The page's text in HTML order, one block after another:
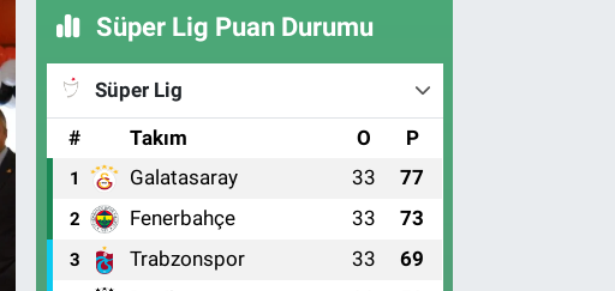
Süper Lig Puan Durumu
Süper Lig
#
Takım O P
1 Galatasaray 33 77
2 Fenerbahçe 33 73
3 Trabzonspor 33 69